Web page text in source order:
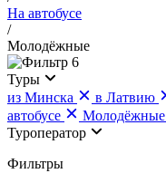
На автобусе
/
Молодёжные
6
Туры
из Минска
в Латвию
автобусе
Молодёжные
Туроператор
Фильтры